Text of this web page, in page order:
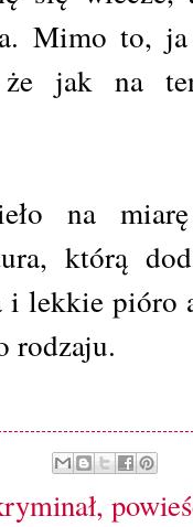
Mimo to,
jak na
na
którą
i lekkie
rodzaju.
,